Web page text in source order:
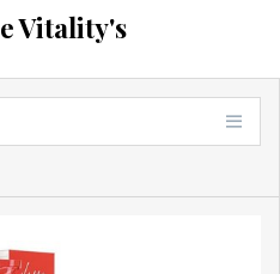
Vitality's